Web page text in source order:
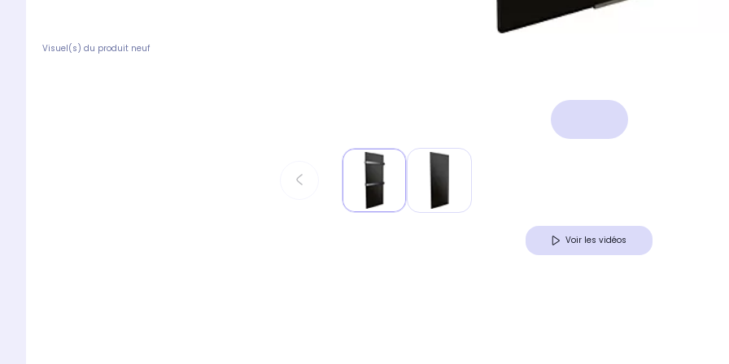
Visuel(s) du produit neuf
Voir les vidéos